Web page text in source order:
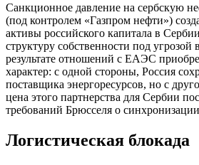
Санкционное давление на сербскую
(под контролем «Газпром нефти»)
активы российского капитала в
структуру собственности под
результате отношений с ЕАЭС
характер: с одной стороны, Россия
поставщика энергоресурсов, но с
цена этого партнерства для Сербии
требований Брюсселя о
Логистическая блокада